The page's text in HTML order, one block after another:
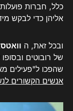
כלל, חברות
אליהן כדי לבקש
ובכל זאת, ה
של רובוטים
שהפכו ל"פעילים
אנשים הקשורים